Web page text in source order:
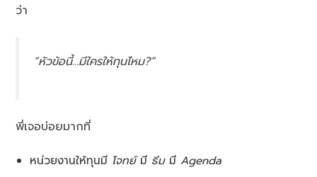
ว่า
“หัวข้อนี้…มีใครให้ทุนไหม?”
พี่เจอบ่อยมากที่
หน่วยงานให้ทุนมี โจทย์มี ธีมมี Agenda